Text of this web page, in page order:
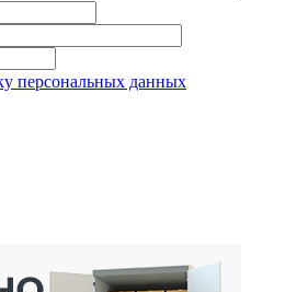
персональных данных